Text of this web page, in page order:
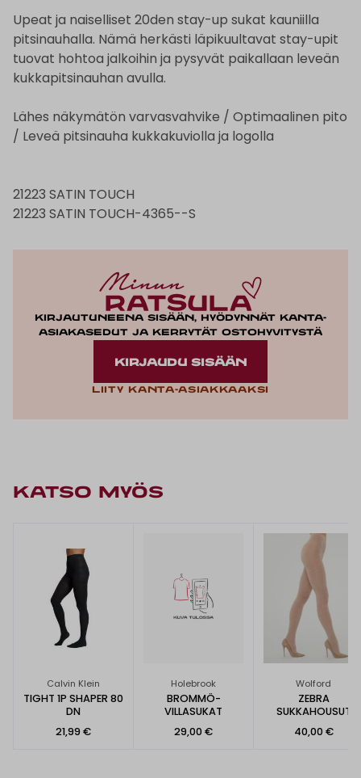
Upeat ja naiselliset 20den stay-up sukat kauniilla
pitsinauhalla. Nämä herkästi läpikuultavat stay-upit
tuovat hohtoa jalkoihin ja pysyvät paikallaan leveän
kukkapitsinauhan avulla.
Lähes näkymätön varvasvahvike / Optimaalinen pito
/ Leveä pitsinauha kukkakuviolla ja logolla
21223 SATIN TOUCH
21223 SATIN TOUCH-4365--S
Kirjautuneena sisään, hyödynnät kanta-
asiakasedut ja kerrytät ostohyvitystä
KIRJAUDU SISÄÄN
Liity kanta-asiakkaaksi
KATSO MYÖS
Calvin Klein
TIGHT 1P SHAPER 80
DN
21,99 €
Holebrook
BROMMÖ-
VILLASUKAT
29,00 €
Wolford
ZEBRA
SUKKAHOUSUT
40,00 €